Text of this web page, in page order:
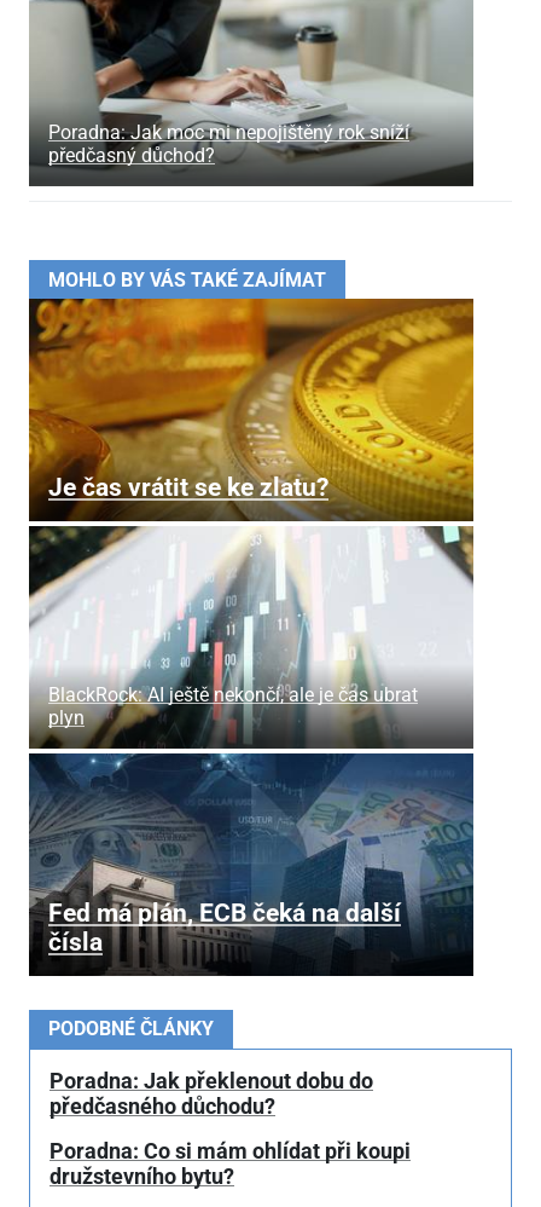
Poradna: Jak moc mi nepojištěný rok sníží
předčasný důchod?
MOHLO BY VÁS TAKÉ ZAJÍMAT
Je čas vrátit se ke zlatu?
BlackRock: AI ještě nekončí, ale je čas ubrat
plyn
Fed má plán, ECB čeká na další
čísla
PODOBNÉ ČLÁNKY
Poradna: Jak překlenout dobu do
předčasného důchodu?
Poradna: Co si mám ohlídat při koupi
družstevního bytu?